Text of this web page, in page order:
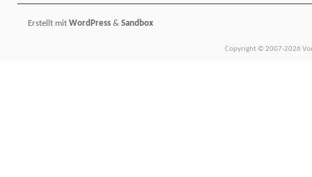
Erstellt mit WordPress & Sandbox
Copyright © 2007-2026